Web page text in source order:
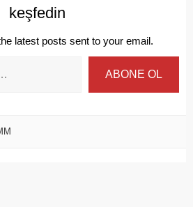
keşfedin
latest posts sent to your email.
ABONE OL